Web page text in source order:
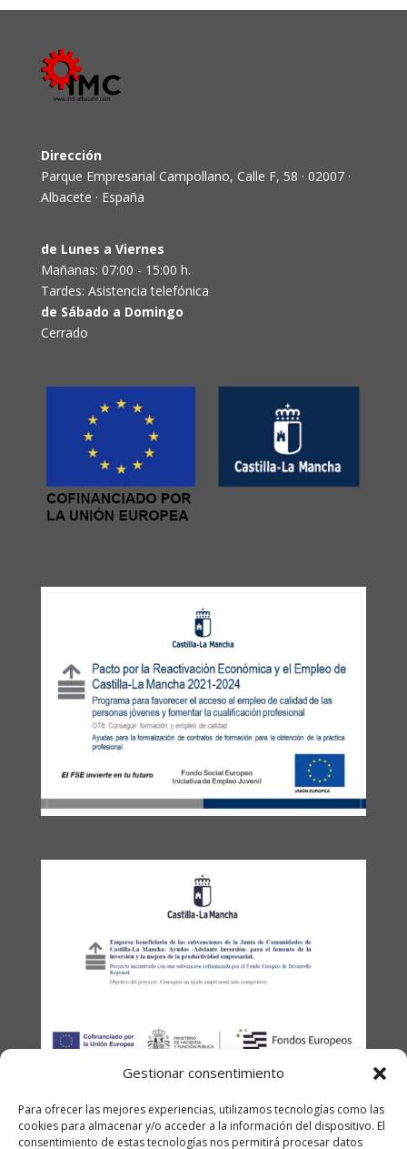
Gestionar consentimiento
Para ofrecer las mejores experiencias, utilizamos tecnologías como las
cookies para almacenar y/o acceder a la información del dispositivo. El
consentimiento de estas tecnologías nos permitirá procesar datos
Dirección
Parque Empresarial Campollano, Calle F, 58 · 02007 ·
Albacete · España
de Lunes a Viernes
Mañanas: 07:00 - 15:00 h.
Tardes: Asistencia telefónica
de Sábado a Domingo
Cerrado